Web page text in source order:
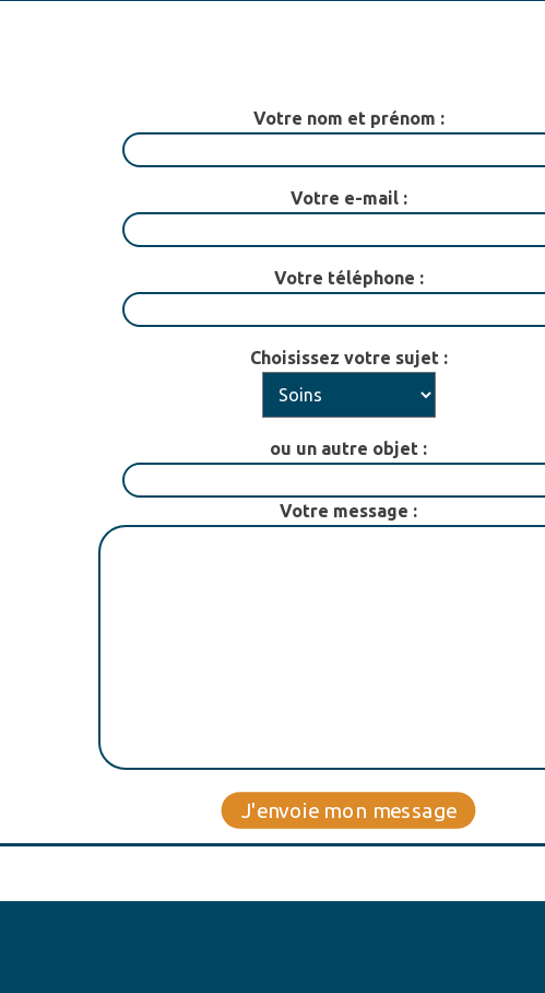
Votre nom et prénom :
Votre e-mail :
Votre téléphone :
Choisissez votre sujet :
ou un autre objet :
Votre message :